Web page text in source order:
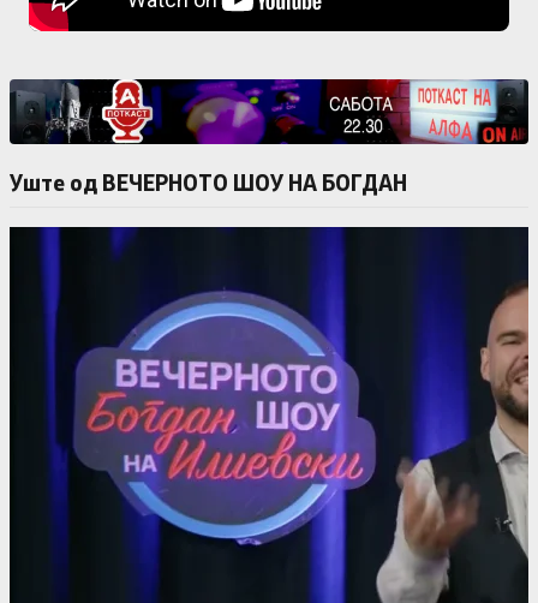
Уште од ВЕЧЕРНОТО ШОУ НА БОГДАН